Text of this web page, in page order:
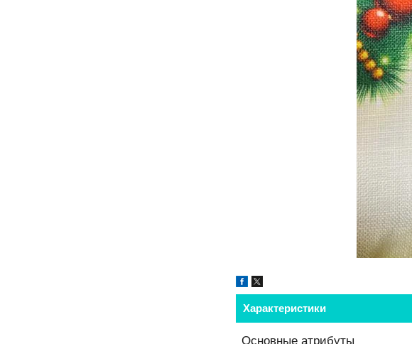
Характеристики
Основные атрибуты